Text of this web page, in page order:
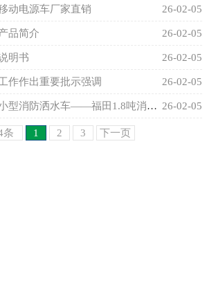
26-02-05
动电源车厂家直销
26-02-05
品简介
26-02-05
明书
26-02-05
作作出重要批示强调
26-02-05
消防洒水车——福田1.8吨消防洒水车
条 1 2 3 下一页